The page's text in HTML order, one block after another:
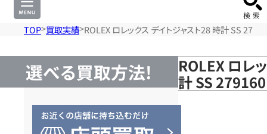
TOP 買取実績 ROLEX ロレックス デイトジャスト28 時計 SS
選べる買取方法!
ROLEX ロレ
計 SS